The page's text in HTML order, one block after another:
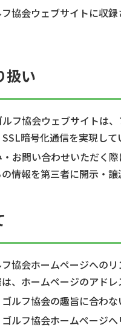
協会ウェブサイトに収
扱い
フ協会ウェブサイトは
暗号化通信を実現して
お問い合わせいただく
情報を第三者に開示・譲
協会ホームページへの
、ホームページのアド
ルフ協会の趣旨に合わ
ルフ協会ホームページ